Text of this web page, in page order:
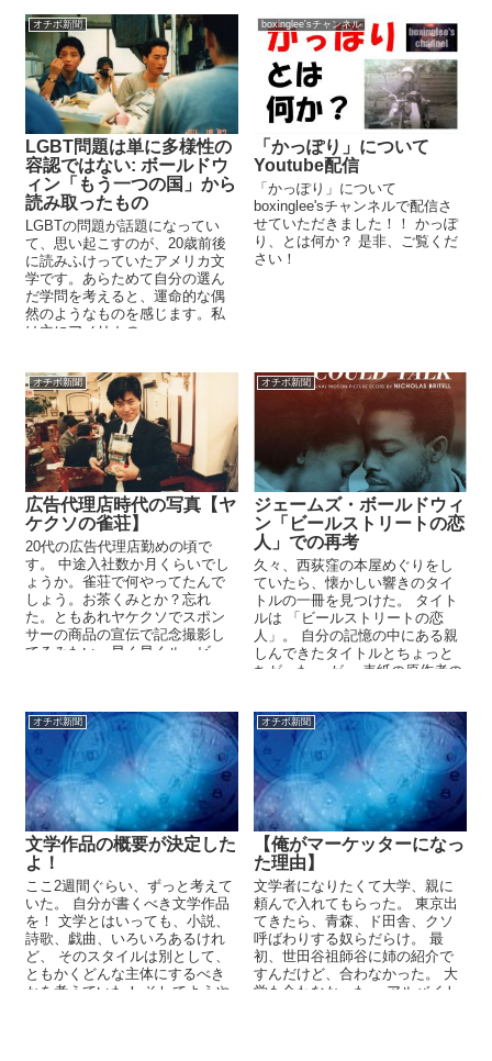
オチボ新聞
LGBT問題は単に多様性の
容認ではない: ボールドウ
ィン「もう一つの国」から
読み取ったもの
LGBTの問題が話題になってい
て、思い起こすのが、20歳前後
に読みふけっていたアメリカ文
学です。あらためて自分の選ん
だ学問を考えると、運命的な偶
然のようなものを感じます。私
は主にアメリカの...
boxinglee'sチャンネル
「かっぽり」について
Youtube配信
「かっぽり」について
boxinglee'sチャンネルで配信さ
せていただきました！！ かっぽ
り、とは何か？ 是非、ご覧くだ
さい！
オチボ新聞
広告代理店時代の写真【ヤ
ケクソの雀荘】
20代の広告代理店勤めの頃で
す。 中途入社数か月くらいでし
ょうか。雀荘で何やってたんで
しょう。お茶くみとか？忘れ
た。ともあれヤケクソでスポン
サーの商品の宣伝で記念撮影し
てるみたい。早く早くルービ、
オチボ新聞
ジェームズ・ボールドウィ
ン「ビールストリートの恋
人」での再考
久々、西荻窪の本屋めぐりをし
ていたら、懐かしい響きのタイ
トルの一冊を見つけた。 タイト
ルは 「ビールストリートの恋
人」。 自分の記憶の中にある親
しんできたタイトルとちょっと
ちがった。 が、 表紙の原作者の
た。 ...
オチボ新聞
文学作品の概要が決定した
よ！
ここ2週間ぐらい、ずっと考えて
いた。 自分が書くべき文学作品
を！ 文学とはいっても、小説、
詩歌、戯曲、いろいろあるけれ
ど、 そのスタイルは別として、
ともかくどんな主体にするべき
かを考えていた！ そしてようや
オチボ新聞
【俺がマーケッターになっ
た理由】
文学者になりたくて大学、親に
頼んで入れてもらった。 東京出
てきたら、青森、ド田舎、クソ
呼ばわりする奴らだらけ。 最
初、世田谷祖師谷に姉の紹介で
すんだけど、合わなかった。 大
学も合わなかった。 アルバイト